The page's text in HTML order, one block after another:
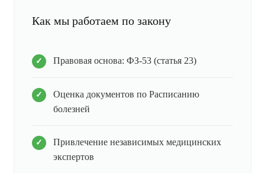
Как мы работаем по закону
Правовая основа: ФЗ-53 (статья 23)
Оценка документов по Расписанию
болезней
Привлечение независимых медицинских
экспертов